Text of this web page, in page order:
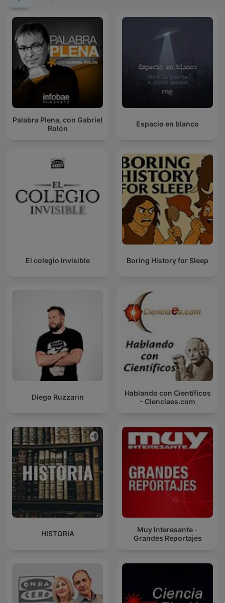
Palabra Plena, con Gabriel
Rolón
Espacio en blanco
El colegio invisible Boring History for Sleep
Diego Ruzzarin
Hablando con Científicos
- Cienciaes.com
HISTORIA
Muy Interesante -
Grandes Reportajes